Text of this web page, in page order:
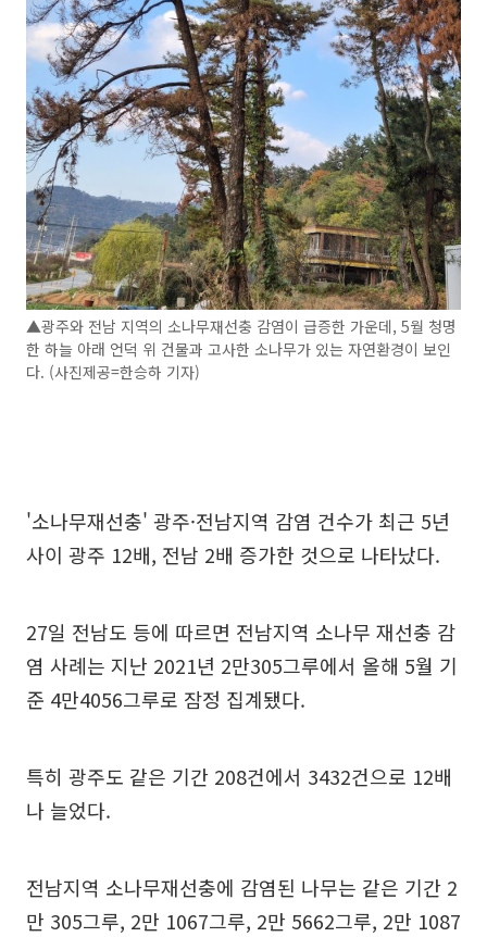
▲광주와 전남 지역의 소나무재선충 감염이 급증한 가운데, 5월 청명
한 하늘 아래 언덕 위 건물과 고사한 소나무가 있는 자연환경이 보인
다. (사진제공=한승하 기자)
'소나무재선충' 광주·전남지역 감염 건수가 최근 5년
사이 광주 12배, 전남 2배 증가한 것으로 나타났다.
27일 전남도 등에 따르면 전남지역 소나무 재선충 감
염 사례는 지난 2021년 2만305그루에서 올해 5월 기
준 4만4056그루로 잠정 집계됐다.
특히 광주도 같은 기간 208건에서 3432건으로 12배
나 늘었다.
전남지역 소나무재선충에 감염된 나무는 같은 기간 2
만 305그루, 2만 1067그루, 2만 5662그루, 2만 1087